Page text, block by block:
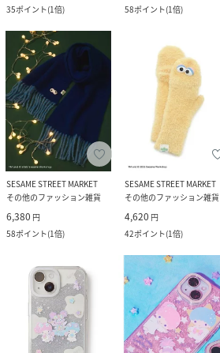
35ポイント(1倍)
58ポイント(1倍)
SESAME STREET MARKET
その他のファッション雑貨
6,380 円
58ポイント(1倍)
SESAME STREET MARKET
その他のファッション雑貨
4,620 円
42ポイント(1倍)